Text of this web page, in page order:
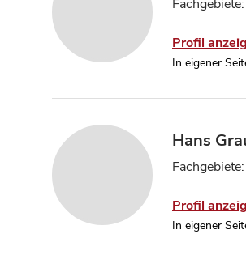
Fachgebiete:
Profil
In eigener
Hans
Profil
In eigener